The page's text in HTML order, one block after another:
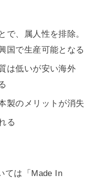
で、属人性を排除。
国で生産可能となる
は低いが安い海外
製のメリットが消失
る
ては「Made In